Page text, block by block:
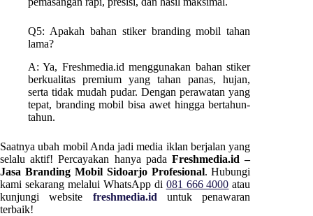
Q5: Apakah bahan stiker branding mobil tahan
lama?
A: Ya, Freshmedia.id menggunakan bahan stiker
berkualitas premium yang tahan panas, hujan,
serta tidak mudah pudar. Dengan perawatan yang
tepat, branding mobil bisa awet hingga bertahun-
tahun.
Saatnya ubah mobil Anda jadi media iklan berjalan yang
selalu aktif! Percayakan hanya padaFreshmedia.id –
Jasa Branding Mobil Sidoarjo Profesional. Hubungi
kami sekarang melalui WhatsApp di 081 666 4000 atau
kunjungi website freshmedia.id untuk penawaran
terbaik!